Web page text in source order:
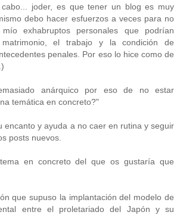
joder, es que tener un blog es muy
debo hacer esfuerzos a veces para no
exhabruptos personales que podrían
el trabajo y la condición de
penales. Por eso lo hice como de
anárquico por eso de no estar
temática en concreto?"
encanto y ayuda a no caer en rutina y seguir
posts nuevos.
en concreto del que os gustaría que
que supuso la implantación del modelo de
entre el proletariado del Japón y su